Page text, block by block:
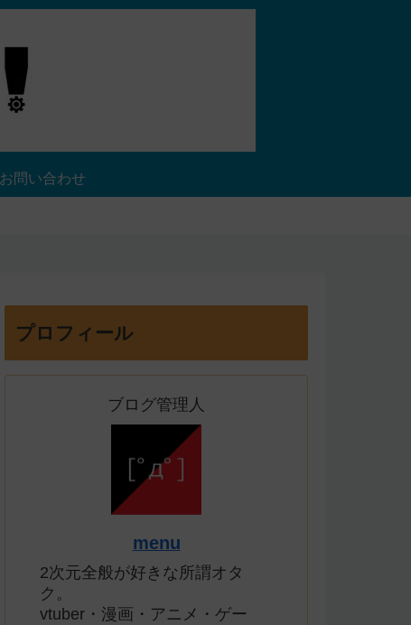
お問い合わせ
プロフィール
ブログ管理人
menu
2次元全般が好きな所謂オタ
ク。
vtuber・漫画・アニメ・ゲー